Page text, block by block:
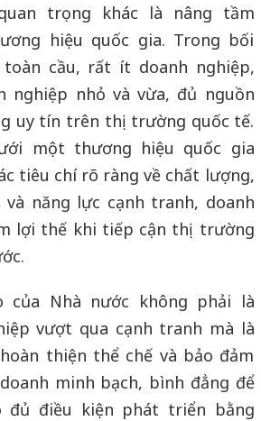
trọng khác là nâng tầm
hiệu quốc gia. Trong bối
cầu, rất ít doanh nghiệp,
nghiệp nhỏ và vừa, đủ nguồn
uy tín trên thị trường quốc tế.
một thương hiệu quốc gia
tiêu chí rõ ràng về chất lượng,
năng lực cạnh tranh, doanh
lợi thế khi tiếp cận thị trường
của Nhà nước không phải là
vượt qua cạnh tranh mà là
thiện thể chế và bảo đảm
minh bạch, bình đẳng để
đủ điều kiện phát triển bằng